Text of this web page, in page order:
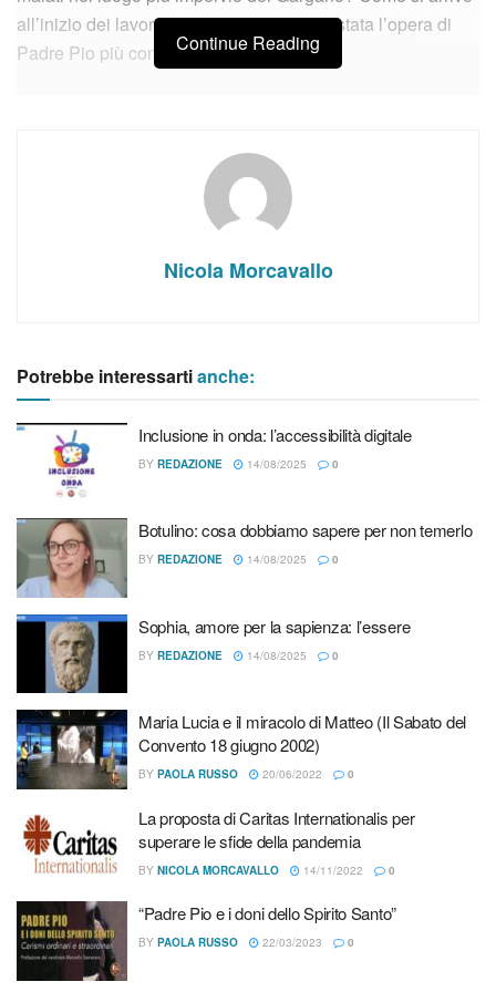
all’inizio dei lavori di quella che sarebbe stata l’opera di
Padre Pio più conosciuta al mondo?
Inclusione in onda: l’accessibilità digitale
Botulino: cosa dobbiamo sapere per non temerlo
Ne parliamo quest’oggi, con Stefano Campanella,
all’interno della rubrica dedicata al nuovo profilo biografico
del Santo di Pietrelcina.
All’interno, come ogni settimana, non mancheranno le
riflessioni del dottor Giuseppe Caccioppoli sui doni
spirituali di San Pio.
Continue Reading
Tags: Casa Sollievo della Sofferenza
Nicola Morcavallo
Potrebbe interessartianche:
Inclusione in onda: l’accessibilità digitale
BY REDAZIONE 14/08/2025 0
Botulino: cosa dobbiamo sapere per non temerlo
BY REDAZIONE 14/08/2025 0
Sophia, amore per la sapienza: l’essere
BY REDAZIONE 14/08/2025 0
Maria Lucia e il miracolo di Matteo (Il Sabato del
Convento 18 giugno 2002)
BY PAOLA RUSSO 20/06/2022 0
La proposta di Caritas Internationalis per
superare le sfide della pandemia
BY NICOLA MORCAVALLO 14/11/2022 0
“Padre Pio e i doni dello Spirito Santo”
BY PAOLA RUSSO 22/03/2023 0